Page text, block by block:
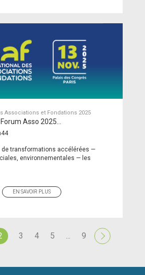
Associations et Fondations 2025
Asso 2025…
de transformations accélérées —
environnementales — les
EN SAVOIR PLUS
3 4 5 ... 9